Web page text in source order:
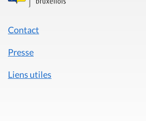
Contact
Presse
Liens utiles